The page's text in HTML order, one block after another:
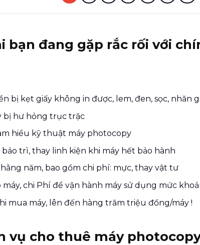
bạn đang gặp rắc rối với
bị kẹt giấy không in được, lem, đen, sọc, nhăn
bị hư hỏng trục trặc
hiểu kỹ thuật máy photocopy
bảo trì, thay linh kiện khi máy hết bảo hành
năm, bao gồm chi phí: mực, thay vật tư
máy, chi Phí để vận hành máy sử dụng mức
mua máy, lên đến hàng trăm triệu đồng/máy !
vụ cho thuê máy